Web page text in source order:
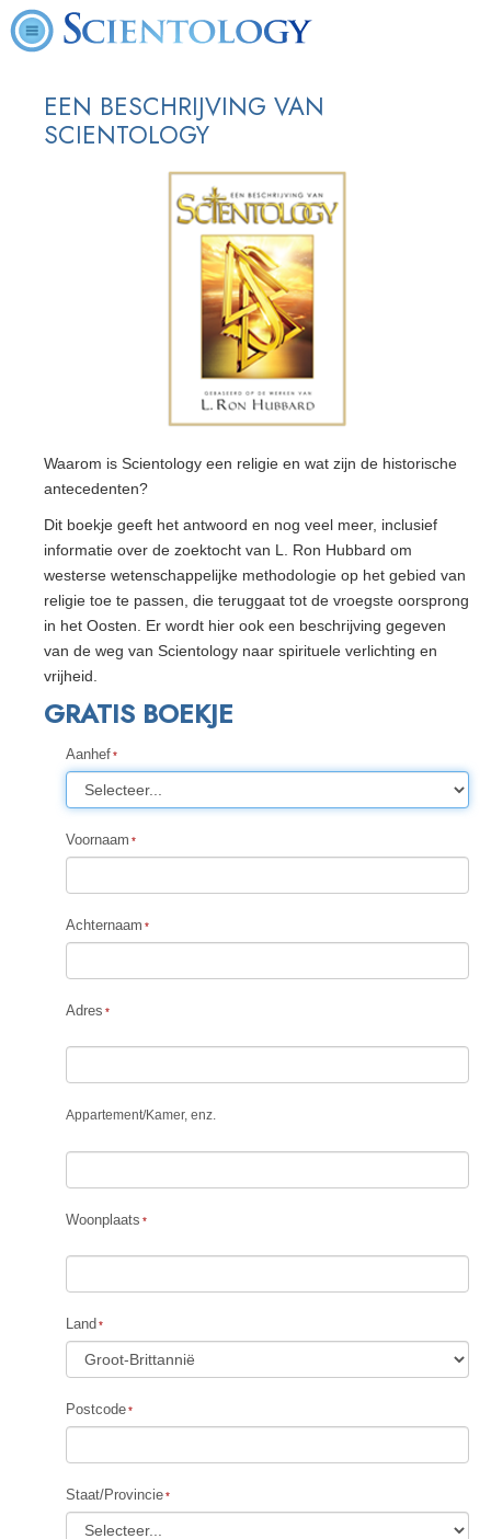
EEN BESCHRIJVING VAN
SCIENTOLOGY
Waarom is Scientology een religie en wat zijn de historische
antecedenten?
Dit boekje geeft het antwoord en nog veel meer, inclusief
informatie over de zoektocht van L. Ron Hubbard om
westerse wetenschappelijke methodologie op het gebied van
religie toe te passen, die teruggaat tot de vroegste oorsprong
in het Oosten. Er wordt hier ook een beschrijving gegeven
van de weg van Scientology naar spirituele verlichting en
vrijheid.
GRATIS BOEKJE
Aanhef
Voornaam
Achternaam
Adres
Appartement/Kamer, enz.
Woonplaats
Land
Postcode
Staat/Provincie